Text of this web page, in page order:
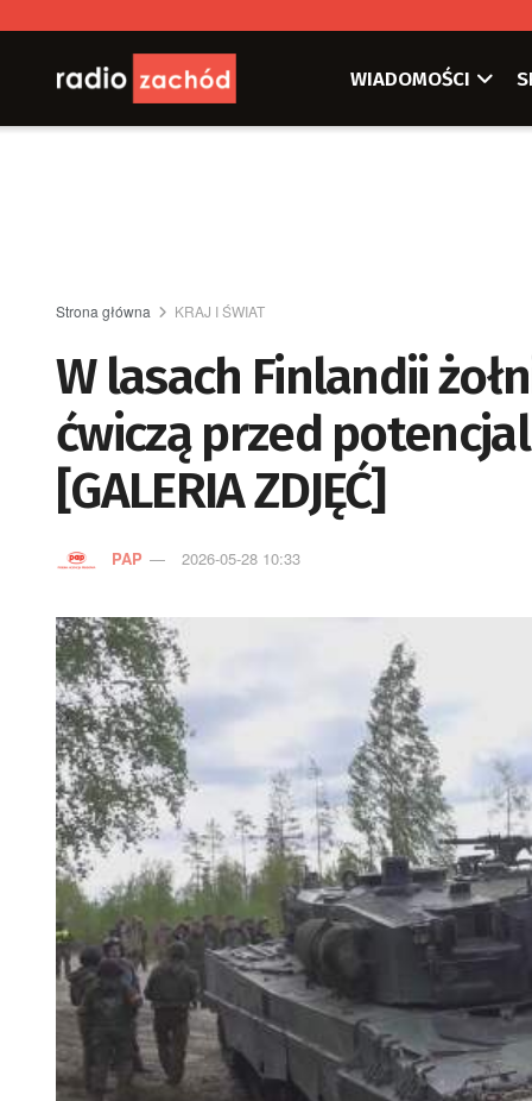
WIADOMOŚCI
Strona główna KRAJ I ŚWIAT
W lasach Finlandii
ćwiczą przed
[GALERIA ZDJĘĆ]
PAP 2026-05-28 10:33